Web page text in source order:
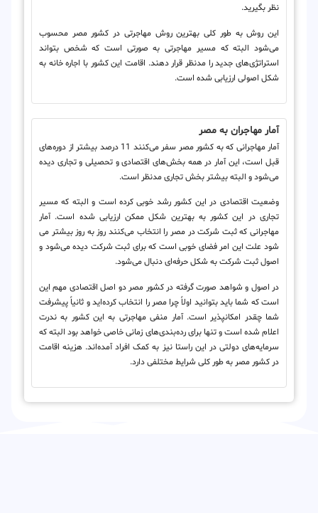
نظر بگیرید.
این روش به طور کلی بهترین روش مهاجرتی در کشور مصر محسوب
می‌شود البته که مسیر مهاجرتی به صورتی است که شخص بتواند
استراتژی‌های جدید را مدنظر قرار دهند. اقامت این کشور با اجاره خانه به
شکل اصولی ارزیابی شده است.
آمار مهاجران به مصر
آمار مهاجرانی که به کشور مصر سفر می‌کنند 11 درصد بیشتر از دوره‌های
قبل است، این آمار در همه بخش‌های اقتصادی و تحصیلی و تجاری دیده
می‌شود و البته بیشتر بخش تجاری مدنظر است.
وضعیت اقتصادی در این کشور رشد خوبی کرده است و البته که مسیر
تجاری در این کشور به بهترین شکل ممکن ارزیابی شده است. آمار
مهاجرانی که ثبت شرکت در مصر را انتخاب می‌کنند روز به روز بیشتر می
شود علت این امر فضای خوبی است که برای ثبت شرکت دیده می‌شود و
اصول ثبت شرکت به شکل حرفه‌ای دنبال می‌شود.
در اصول و شواهد صورت گرفته در کشور مصر دو اصل اقتصادی مهم این
است که شما باید بتوانید اولاً چرا مصر را انتخاب کرده‌اید و ثانیاً پیشرفت
شما چقدر امکانپذیر است. آمار منفی مهاجرتی به این کشور به ندرت
اعلام شده است و تنها برای رده‌بندی‌های زمانی خاصی خواهد بود البته که
سرمایه‌های دولتی در این راستا نیز به کمک افراد آمده‌اند. هزینه اقامت
در کشور مصر به طور کلی شرایط مختلفی دارد.